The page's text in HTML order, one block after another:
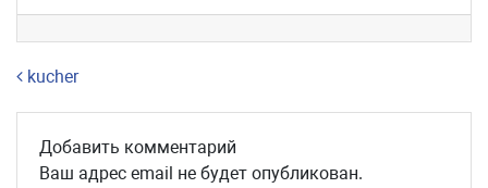
Навигация по записям
kucher
Добавить комментарий
Ваш адрес email не будет опубликован.